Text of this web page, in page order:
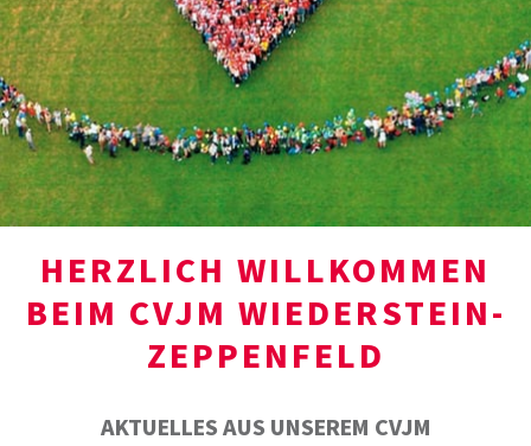
HERZLICH WILLKOMMEN
BEIM CVJM WIEDERSTEIN-
ZEPPENFELD
AKTUELLES AUS UNSEREM CVJM